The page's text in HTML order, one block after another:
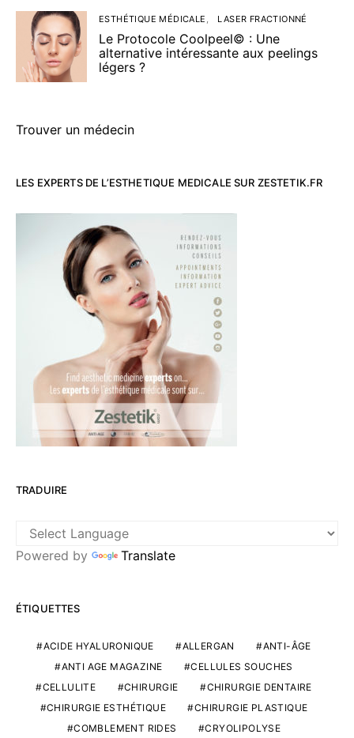
ESTHÉTIQUE MÉDICALE LASER FRACTIONNÉ
Le Protocole Coolpeel© : Une
alternative intéressante aux peelings
légers ?
Trouver un médecin
LES EXPERTS DE L’ESTHETIQUE MEDICALE SUR ZESTETIK.FR
TRADUIRE
Powered by Translate
ÉTIQUETTES
ACIDE HYALURONIQUE ALLERGAN
ANTI-ÂGE
ANTI AGE MAGAZINE
CELLULES SOUCHES
CELLULITE
CHIRURGIE
CHIRURGIE DENTAIRE
CHIRURGIE ESTHÉTIQUE
CHIRURGIE PLASTIQUE
COMBLEMENT RIDES
CRYOLIPOLYSE